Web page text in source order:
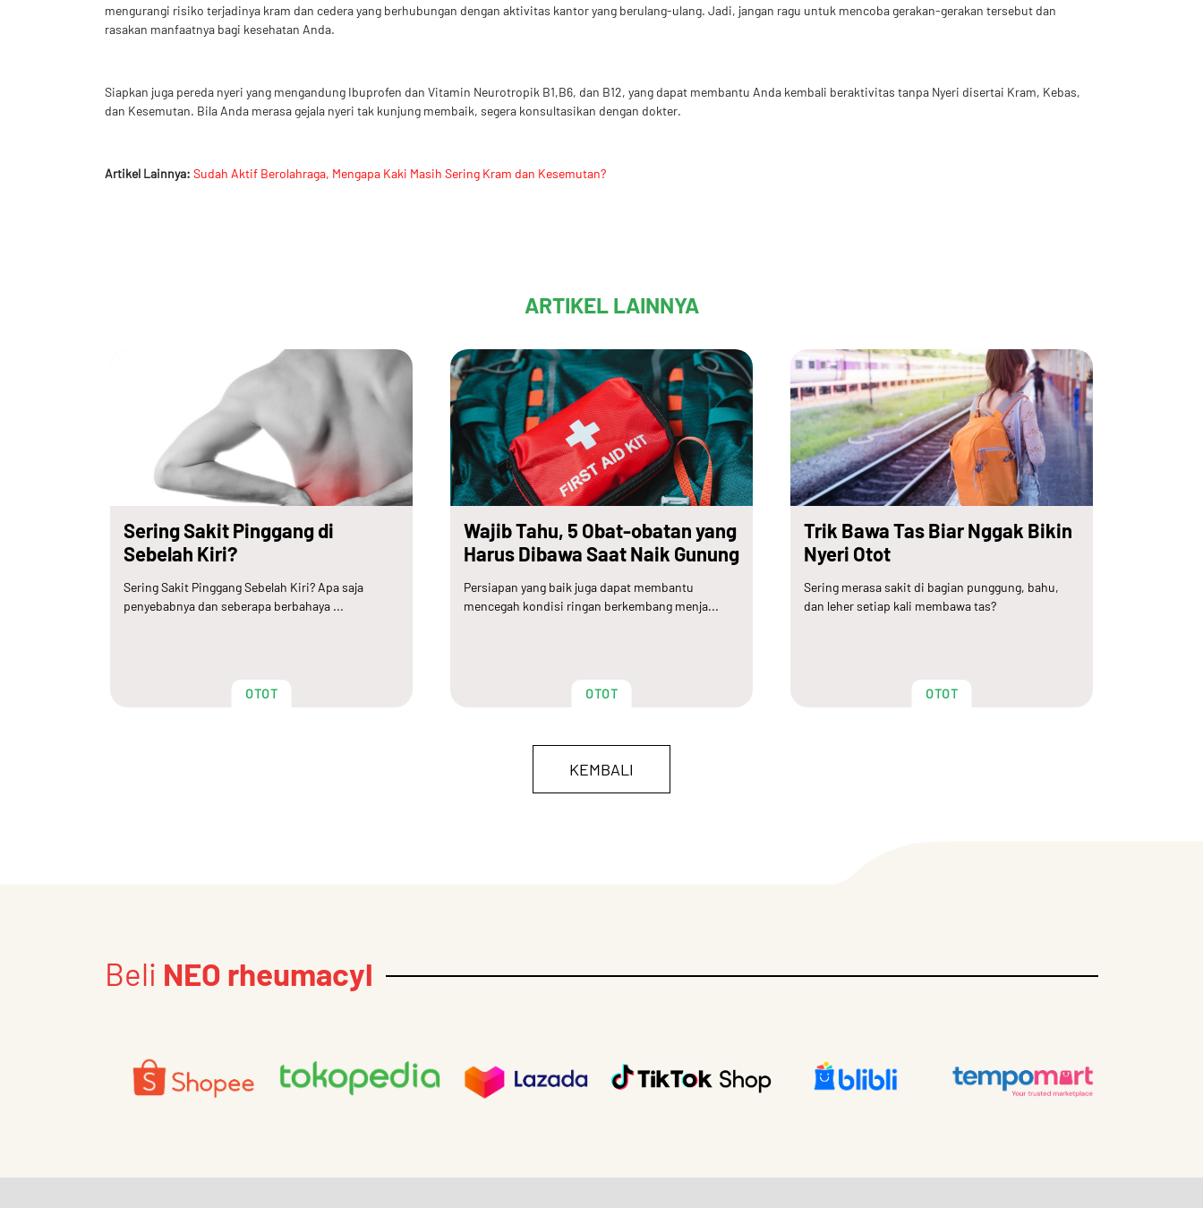
mengurangi risiko terjadinya kram dan cedera yang berhubungan dengan aktivitas kantor yang berulang-ulang. Jadi, jangan ragu untuk mencoba gerakan-gerakan tersebut dan
rasakan manfaatnya bagi kesehatan Anda.
Siapkan juga pereda nyeri yang mengandung Ibuprofen dan Vitamin Neurotropik B1,B6, dan B12, yang dapat membantu Anda kembali beraktivitas tanpa Nyeri disertai Kram, Kebas,
dan Kesemutan. Bila Anda merasa gejala nyeri tak kunjung membaik, segera konsultasikan dengan dokter.
Artikel Lainnya: Sudah Aktif Berolahraga, Mengapa Kaki Masih Sering Kram dan Kesemutan?
ARTIKEL LAINNYA
Sering Sakit Pinggang di
Sebelah Kiri?
Sering Sakit Pinggang Sebelah Kiri? Apa saja
penyebabnya dan seberapa berbahaya ...
OTOT
Wajib Tahu, 5 Obat-obatan yang
Harus Dibawa Saat Naik Gunung
Persiapan yang baik juga dapat membantu
mencegah kondisi ringan berkembang menja...
OTOT
Trik Bawa Tas Biar Nggak Bikin
Nyeri Otot
Sering merasa sakit di bagian punggung, bahu,
dan leher setiap kali membawa tas?
OTOT
KEMBALI
Beli NEO rheumacyl